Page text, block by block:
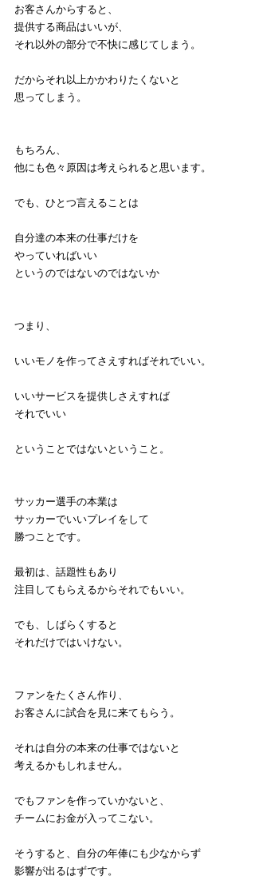
お客さんからすると、
提供する商品はいいが、
それ以外の部分で不快に感じてしまう。
だからそれ以上かかわりたくないと
思ってしまう。
もちろん、
他にも色々原因は考えられると思います。
でも、ひとつ言えることは
自分達の本来の仕事だけを
やっていればいい
というのではないのではないか
つまり、
いいモノを作ってさえすればそれでいい。
いいサービスを提供しさえすれば
それでいい
ということではないということ。
サッカー選手の本業は
サッカーでいいプレイをして
勝つことです。
最初は、話題性もあり
注目してもらえるからそれでもいい。
でも、しばらくすると
それだけではいけない。
ファンをたくさん作り、
お客さんに試合を見に来てもらう。
それは自分の本来の仕事ではないと
考えるかもしれません。
でもファンを作っていかないと、
チームにお金が入ってこない。
そうすると、自分の年俸にも少なからず
影響が出るはずです。